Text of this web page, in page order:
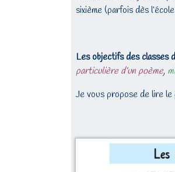
sixième (parfois dès
Les objectifs des classes
particulière d’un poème,
Je vous propose de lire le